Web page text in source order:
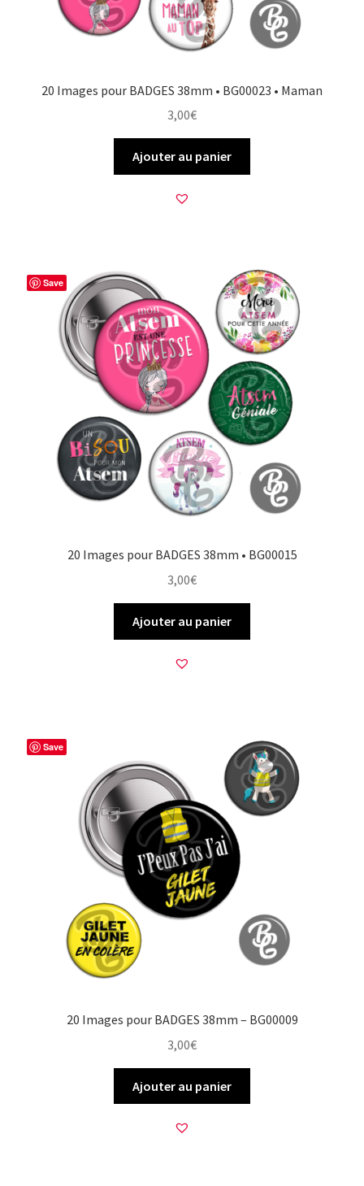
20 Images pour BADGES 38mm • BG00023 • Maman
3,00€
Ajouter au panier
Save
20 Images pour BADGES 38mm • BG00015
3,00€
Ajouter au panier
Save
20 Images pour BADGES 38mm – BG00009
3,00€
Ajouter au panier